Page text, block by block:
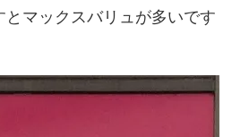
とマックスバリュが多いです